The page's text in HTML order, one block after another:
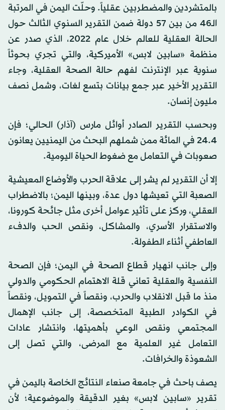
بالمتشردين والمضطربين عقلياً. وحلّت اليمن في المرتبة
الـ46 من بين 57 دولة ضمن التقرير السنوي الثالث حول
الحالة العقلية للعالم خلال عام 2022، الذي صدر عن
منظمة «سابين لابس» الأميركية، والتي تجري بحوثاً
سنوية عبر الإنترنت لفهم حالة الصحة العقلية، وجاء
التقرير الأخير عبر جمع بيانات بتسع لغات، وشمل نصف
مليون إنسان.
وبحسب التقرير الصادر أوائل مارس (آذار) الحالي؛ فإن
24.4 في المائة ممن شملهم البحث من اليمنيين يعانون
صعوبات في التعامل مع ضغوط الحياة اليومية.
إلا أن التقرير لم يشر إلى علاقة الحرب والأوضاع المعيشية
الصعبة التي تعيشها دول عدة، وبينها اليمن؛ بالاضطراب
العقلي، وركز على تأثير عوامل أخرى مثل جائحة كورونا،
والاستقرار الأسري، والمشاكل، ونقص الحب والدفء
العاطفي أثناء الطفولة.
وإلى جانب انهيار قطاع الصحة في اليمن؛ فإن الصحة
النفسية والعقلية تعاني قلة الاهتمام الحكومي والدولي
منذ ما قبل الانقلاب والحرب، ونقصاً في التمويل، ونقصاً
في الكوادر الطبية المتخصصة، إلى جانب الإهمال
المجتمعي ونقص الوعي بأهميتها، وانتشار عادات
التعامل غير العلمية مع المرضى، والتي تصل إلى
الشعوذة والخرافات.
يصف باحث في جامعة صنعاء النتائج الخاصة باليمن في
تقرير «سابين لابس» بغير الدقيقة والموضوعية؛ لأن